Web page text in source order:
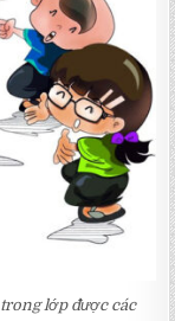
lớp được các